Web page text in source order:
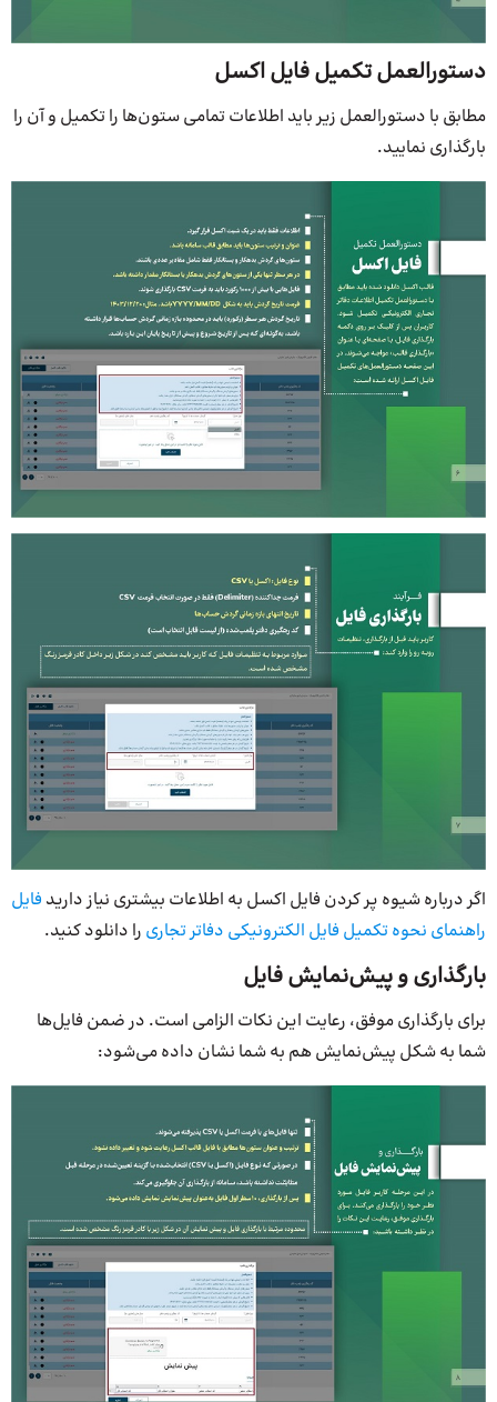
دستورالعمل تکمیل فایل اکسل
مطابق با دستورالعمل زیر باید اطلاعات تمامی ستون‌ها را تکمیل و آن را
بارگذاری نمایید.
اگر درباره شیوه پر کردن فایل اکسل به اطلاعات بیشتری نیاز دارید فایل
راهنمای نحوه تکمیل فایل الکترونیکی دفاتر تجاری را دانلود کنید.
بارگذاری و پیش‌نمایش فایل
برای بارگذاری موفق، رعایت این نکات الزامی است. در ضمن فایل‌ها
شما به شکل پیش‌نمایش هم به شما نشان داده می‌شود: